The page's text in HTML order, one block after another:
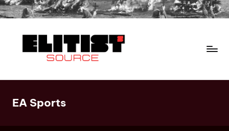
EA Sports